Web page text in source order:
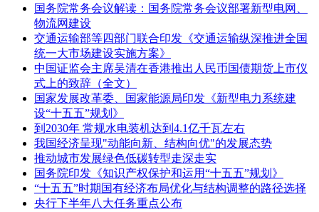
国务院常务会议解读：国务院常务会议部署新型电网、
物流网建设
交通运输部等四部门联合印发《交通运输纵深推进全国
统一大市场建设实施方案》
中国证监会主席吴清在香港推出人民币国债期货上市仪
式上的致辞（全文）
国家发展改革委、国家能源局印发《新型电力系统建
设“十五五”规划》
到2030年 常规水电装机达到4.1亿千瓦左右
我国经济呈现"动能向新、结构向优"的发展态势
推动城市发展绿色低碳转型走深走实
国务院印发《知识产权保护和运用“十五五”规划》
“十五五”时期国有经济布局优化与结构调整的路径选择
央行下半年八大任务重点公布